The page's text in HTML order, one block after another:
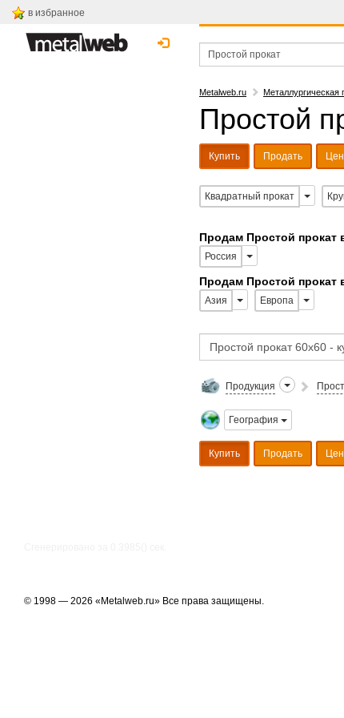
в избранное
Metalweb.ru Металлургическая
Простой
Купить Продать
Квадратный прокат
Продам Простой прокат
Россия
Продам Простой прокат
Азия Европа
Продукция
География
Купить Продать
© 1998 — 2026 «Metalweb.ru» Все права защищены.